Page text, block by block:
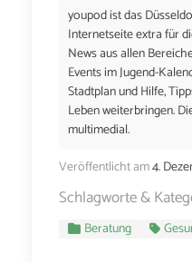
youpod ist das
Internetseite extra für
News aus allen
Events im Jugend-
Stadtplan und Hilfe,
Leben weiterbringen.
multimedial.
Veröffentlicht am4.
Schlagworte &
Beratung